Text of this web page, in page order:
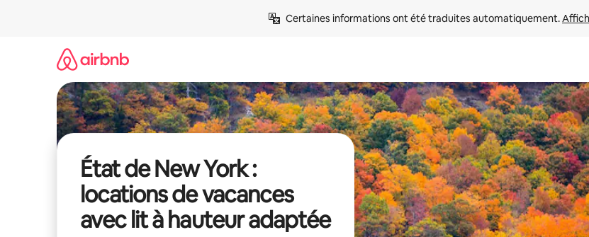
Certaines informations ont été traduites automatiquement.
État de New York :
locations de vacances
avec lit à hauteur adaptée